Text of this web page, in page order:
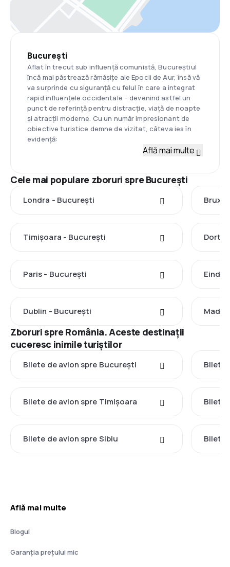
București
Aflat în trecut sub influență comunistă, Bucureștiul
încă mai păstrează rămășițe ale Epocii de Aur, însă vă
va surprinde cu siguranță cu felul în care a integrat
rapid influențele occidentale – devenind astfel un
punct de referință pentru distracție, viață de noapte
și atracții moderne. Cu un număr impresionant de
obiective turistice demne de vizitat, câteva ies în
evidență:
Află mai multe
Cele mai populare zboruri spre București
Londra - București
Timișoara - București
Paris - București
Dublin - București
Zboruri spre România. Aceste destinații
cuceresc inimile turiștilor
Bilete de avion spre București Bilete
Bilete de avion spre Timișoara Bilete
Bilete de avion spre Sibiu Bilete
Află mai multe
Blogul
Garanția prețului mic